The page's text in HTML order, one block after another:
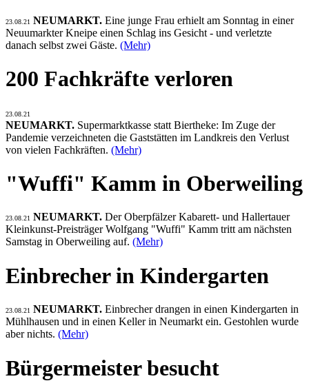
23.08.21 NEUMARKT. Eine junge Frau erhielt am Sonntag in einer
Neuumarkter Kneipe einen Schlag ins Gesicht - und verletzte
danach selbst zwei Gäste. (Mehr)
200 Fachkräfte verloren
23.08.21
NEUMARKT. Supermarktkasse statt Biertheke: Im Zuge der
Pandemie verzeichneten die Gaststätten im Landkreis den Verlust
von vielen Fachkräften. (Mehr)
"Wuffi" Kamm in Oberweiling
23.08.21 NEUMARKT. Der Oberpfälzer Kabarett- und Hallertauer
Kleinkunst-Preisträger Wolfgang "Wuffi" Kamm tritt am nächsten
Samstag in Oberweiling auf. (Mehr)
Einbrecher in Kindergarten
23.08.21 NEUMARKT. Einbrecher drangen in einen Kindergarten in
Mühlhausen und in einen Keller in Neumarkt ein. Gestohlen wurde
aber nichts. (Mehr)
Bürgermeister besucht